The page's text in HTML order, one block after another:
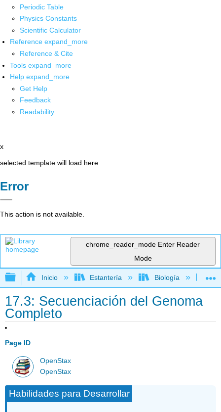
Periodic Table
Physics Constants
Scientific Calculator
Reference expand_more
Reference & Cite
Tools expand_more
Help expand_more
Get Help
Feedback
Readability
x
selected template will load here
Error
This action is not available.
chrome_reader_mode Enter Reader
Mode
Expandir/contraer jerarquía global
Inicio Estantería Biología
17.3: Secuenciación del Genoma
Completo
Page ID
OpenStax
OpenStax
Habilidades para Desarrollar